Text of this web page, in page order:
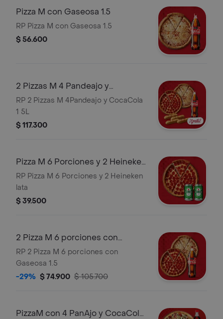
Pizza M con Gaseosa 1.5
RP Pizza M con Gaseosa 1.5
$ 56.600
2 Pizzas M 4 Pandeajo y
CocaCola1 5L
RP 2 Pizzas M 4Pandeajo y CocaCola
1 5L
$ 117.300
Pizza M 6 Porciones y 2 Heineken
lata
RP Pizza M 6 Porciones y 2 Heineken
lata
$ 39.500
2 Pizza M 6 porciones con
Gaseosa 1.5
RP 2 Pizza M 6 porciones con
Gaseosa 1.5
-29% $ 74.900 $ 105.700
PizzaM con 4 PanAjo y CocaCola